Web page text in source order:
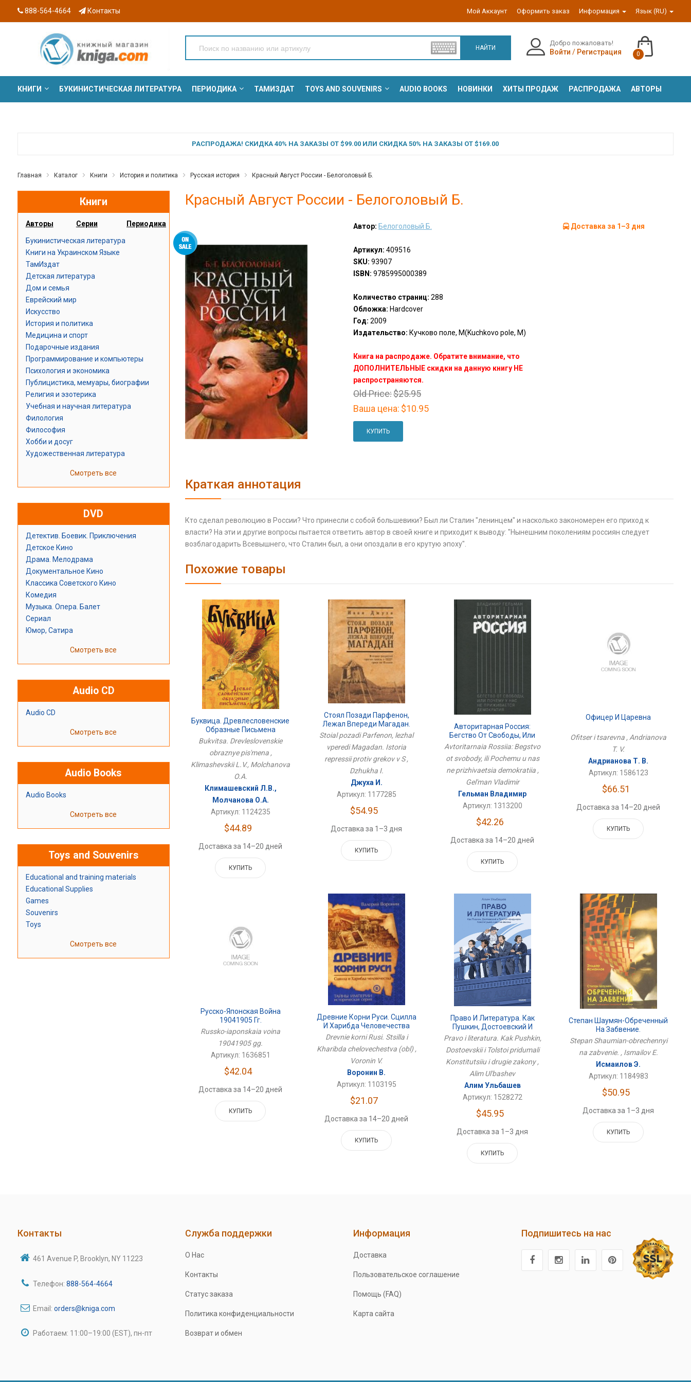
888-564-4664 Контакты Мой Аккаунт Оформить заказ Информация Язык (RU)
НАЙТИ
Добро пожаловать!
Войти / Регистрация 0
КНИГИ БУКИНИСТИЧЕСКАЯ ЛИТЕРАТУРА ПЕРИОДИКА ТАМИЗДАТ TOYS AND SOUVENIRS AUDIO BOOKS НОВИНКИ ХИТЫ ПРОДАЖ РАСПРОДАЖА АВТОРЫ
РАСПРОДАЖА! СКИДКА 40% НА ЗАКАЗЫ ОТ $99.00 ИЛИ СКИДКА 50% НА ЗАКАЗЫ ОТ $169.00
Главная Каталог Книги История и политика Русская история Красный Август России - Белоголовый Б.
Книги
Авторы Серии Периодика
Букинистическая литература
Книги на Украинском Языке
ТамИздат
Детская литература
Дом и семья
Еврейский мир
Искусство
История и политика
Медицина и спорт
Подарочные издания
Программирование и компьютеры
Психология и экономика
Публицистика, мемуары, биографии
Религия и эзотерика
Учебная и научная литература
Филология
Философия
Хобби и досуг
Художественная литература
Смотреть все
DVD
Детектив. Боевик. Приключения
Детское Кино
Драма. Мелодрама
Документальное Кино
Классика Советского Кино
Комедия
Музыка. Опера. Балет
Сериал
Юмор, Сатира
Смотреть все
Audio CD
Audio CD
Смотреть все
Audio Books
Audio Books
Смотреть все
Toys and Souvenirs
Educational and training materials
Educational Supplies
Games
Souvenirs
Toys
Смотреть все
Красный Август России - Белоголовый Б.
Автор: Белоголовый Б.
Артикул: 409516
SKU: 93907
ISBN: 9785995000389
Количество страниц: 288
Обложка: Hardcover
Год: 2009
Издательство: Кучково поле, М(Kuchkovo pole, M)
Книга на распродаже. Обратите внимание, что
ДОПОЛНИТЕЛЬНЫЕ скидки на данную книгу НЕ
распространяются.
Old Price:$25.95
Ваша цена: $10.95
КУПИТЬ
Доставка за 1–3 дня
Краткая аннотация
Кто сделал революцию в России? Что принесли с собой большевики? Был ли Сталин "ленинцем" и насколько закономерен его приход к
власти? На эти и другие вопросы пытается ответить автор в своей книге и приходит к выводу: "Нынешним поколениям россиян следует
возблагодарить Всевышнего, что Сталин был, а они опоздали в его крутую эпоху".
Похожие товары
Буквица. Древлесловенские
Образные Письмена
Bukvitsa. Drevleslovenskie
obraznye pis'mena ,
Klimashevskii L.V., Molchanova
O.A.
Климашевский Л.В.,
Молчанова О.А.
Артикул: 1124235
$44.89
Доставка за 14–20 дней
КУПИТЬ
Стоял Позади Парфенон,
Лежал Впереди Магадан.
Исторя Репрессий Против
Stoial pozadi Parfenon, lezhal
vperedi Magadan. Istoria
repressii protiv grekov v S ,
Dzhukha I.
Джуха И.
Артикул: 1177285
$54.95
Доставка за 1–3 дня
КУПИТЬ
Авторитарная Россия:
Бегство От Свободы, Или
Почему У Нас Не
Приживается Демократия
Avtoritarnaia Rossiia: Begstvo
ot svobody, ili Pochemu u nas
ne prizhivaetsia demokratiia ,
Gel'man Vladimir
Гельман Владимир
Артикул: 1313200
$42.26
Доставка за 14–20 дней
КУПИТЬ
Офицер И Царевна
Ofitser i tsarevna , Andrianova
T. V.
Андрианова Т. В.
Артикул: 1586123
$66.51
Доставка за 14–20 дней
КУПИТЬ
Русско-Японская Война
19041905 Гг.
Russko-iaponskaia voina
19041905 gg.
Артикул: 1636851
$42.04
Доставка за 14–20 дней
КУПИТЬ
Древние Корни Руси. Сцилла
И Харибда Человечества
(обл)
Drevnie korni Rusi. Stsilla i
Kharibda chelovechestva (obl) ,
Voronin V.
Воронин В.
Артикул: 1103195
$21.07
Доставка за 14–20 дней
КУПИТЬ
Право И Литература. Как
Пушкин, Достоевский И
Толстой Придумали
Законы
Pravo i literatura. Kak Pushkin,
Dostoevskii i Tolstoi pridumali
Konstitutsiiu i drugie zakony ,
Alim Ul'bashev
Алим Ульбашев
Артикул: 1528272
$45.95
Доставка за 1–3 дня
КУПИТЬ
Степан Шаумян-Обреченный
На Забвение.
Stepan Shaumian-obrechennyi
na zabvenie. , Ismailov E.
Исмаилов Э.
Артикул: 1184983
$50.95
Доставка за 1–3 дня
КУПИТЬ
Контакты
461 Avenue P, Brooklyn, NY 11223
Телефон: 888-564-4664
Email: orders@kniga.com
Работаем: 11:00–19:00 (EST), пн-пт
Служба поддержки
О Нас
Контакты
Статус заказа
Политика конфиденциальности
Возврат и обмен
Информация
Доставка
Пользовательское соглашение
Помощь (FAQ)
Карта сайта
Подпишитесь на нас